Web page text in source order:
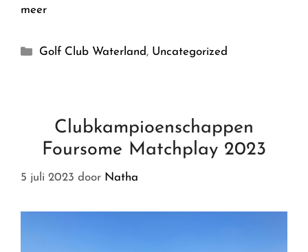
meer
Golf Club Waterland, Uncategorized
Clubkampioenschappen
Foursome Matchplay 2023
5 juli 2023 door Natha